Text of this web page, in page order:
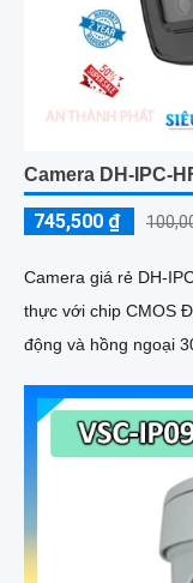
Camera DH-IPC-
745,500 ₫
Camera giá rẻ DH-
thực với chip CMOS
động và hồng ngoại